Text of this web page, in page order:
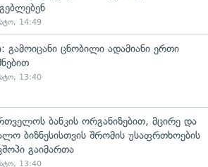
14:49
გამოიცანი ცნობილი ადამიანი ერთი
13:40
ბანკის ორგანიზებით, მცირე და
ბიზნესისთვის შრომის უსაფრთხოების
გაიმართა
13:40